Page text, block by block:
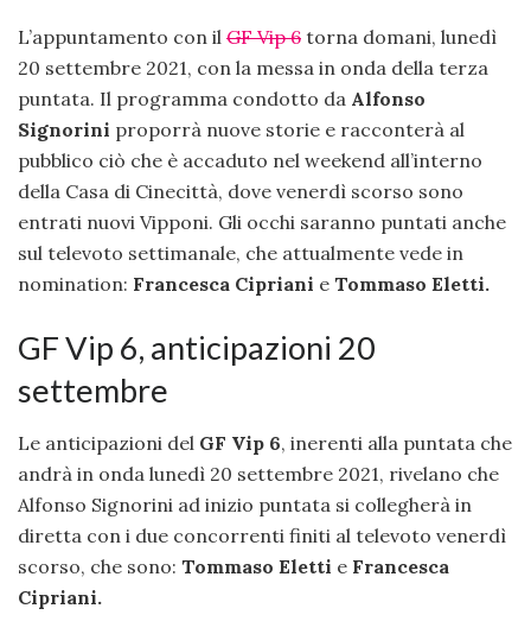
L’appuntamento con il GF Vip 6 torna domani, lunedì
20 settembre 2021, con la messa in onda della terza
puntata. Il programma condotto da Alfonso
Signorini proporrà nuove storie e racconterà al
pubblico ciò che è accaduto nel weekend all’interno
della Casa di Cinecittà, dove venerdì scorso sono
entrati nuovi Vipponi. Gli occhi saranno puntati anche
sul televoto settimanale, che attualmente vede in
nomination: Francesca Cipriani e Tommaso Eletti.
GF Vip 6, anticipazioni 20
settembre
Le anticipazioni del GF Vip 6, inerenti alla puntata che
andrà in onda lunedì 20 settembre 2021, rivelano che
Alfonso Signorini ad inizio puntata si collegherà in
diretta con i due concorrenti finiti al televoto venerdì
scorso, che sono: Tommaso Eletti e Francesca
Cipriani.